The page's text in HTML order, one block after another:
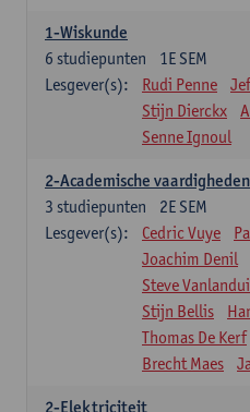
1-Wiskunde
1E SEM
6 studiepunten
Lesgever(s):
Rudi Penne
Stijn Dierckx
Senne Ignoul
2-Academische vaardigheden
2E SEM
3 studiepunten
Lesgever(s):
Cedric Vuye
Joachim Denil
Steve
Stijn Bellis
Thomas De Kerf
Brecht Maes
2-Elektriciteit